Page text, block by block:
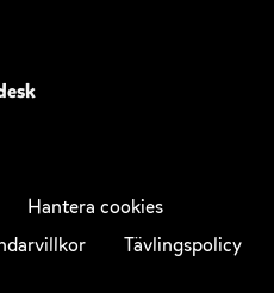
Hantera cookies
Tävlingspolicy